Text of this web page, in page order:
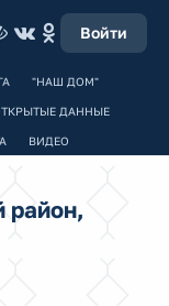
Войти
"НАШ ДОМ"
ДАННЫЕ
ВИДЕО
район,